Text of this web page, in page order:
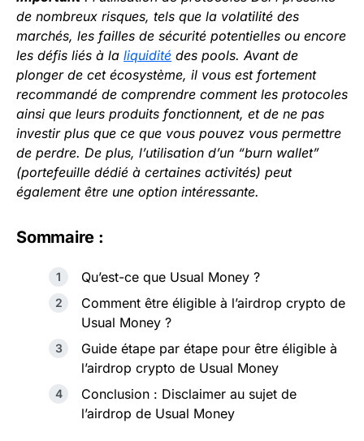
de nombreux risques, tels que la volatilité des
marchés, les failles de sécurité potentielles ou encore
les défis liés à la liquidité des pools. Avant de
plonger de cet écosystème, il vous est fortement
recommandé de comprendre comment les protocoles
ainsi que leurs produits fonctionnent, et de ne pas
investir plus que ce que vous pouvez vous permettre
de perdre. De plus, l’utilisation d’un “burn wallet”
(portefeuille dédié à certaines activités) peut
également être une option intéressante.
Sommaire :
Qu’est-ce que Usual Money ?
Comment être éligible à l’airdrop crypto de
Usual Money ?
Guide étape par étape pour être éligible à
l’airdrop crypto de Usual Money
Conclusion : Disclaimer au sujet de
l’airdrop de Usual Money